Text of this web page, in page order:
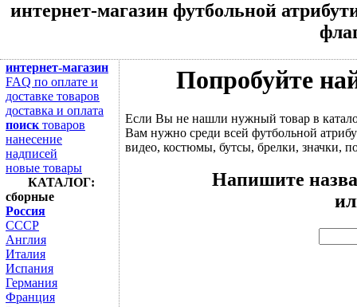
интернет-магазин футбольной
Попробуйте
Если Вы не нашли нужный товар в
Вам нужно среди всей футбольной
видео, костюмы, бутсы, брелки, значки,
Напишите
интернет-магазин
FAQ по оплате и
доставке товаров
доставка и оплата
поиск товаров
нанесение
надписей
новые товары
КАТАЛОГ:
сборные
Россия
СССР
Англия
Италия
Испания
Германия
Франция